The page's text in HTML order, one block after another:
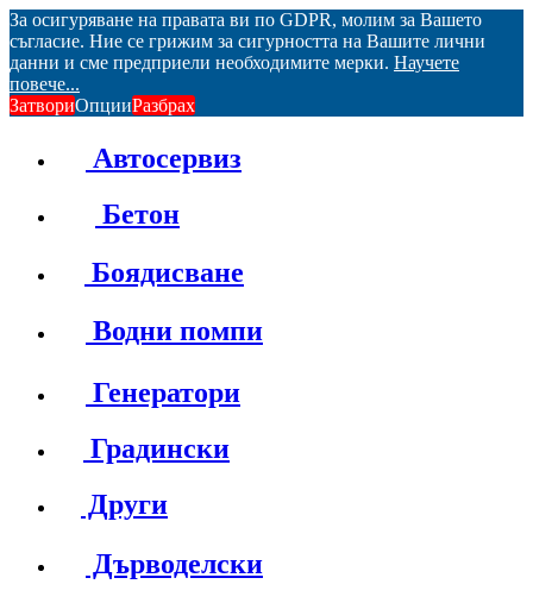
За осигуряване на правата ви по GDPR, молим за Вашето
съгласие. Ние се грижим за сигурността на Вашите лични
данни и сме предприели необходимите мерки. Научете
повече...
ЗатвориОпцииРазбрах
Автосервиз
Бетон
Боядисване
Водни помпи
Генератори
Градински
Други
Дърводелски